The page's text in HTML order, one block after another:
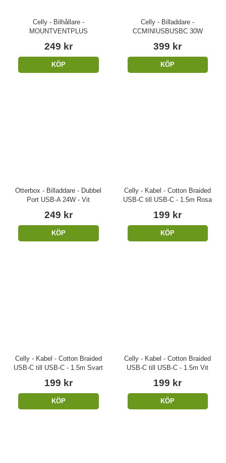
Celly - Bilhållare -
MOUNTVENTPLUS
249 kr
KÖP
Celly - Billaddare -
CCMINIUSBUSBC 30W
399 kr
KÖP
Otterbox - Billaddare - Dubbel
Port USB-A 24W - Vit
249 kr
KÖP
Celly - Kabel - Cotton Braided
USB-C till USB-C - 1.5m Rosa
199 kr
KÖP
Celly - Kabel - Cotton Braided
USB-C till USB-C - 1.5m Svart
199 kr
KÖP
Celly - Kabel - Cotton Braided
USB-C till USB-C - 1.5m Vit
199 kr
KÖP